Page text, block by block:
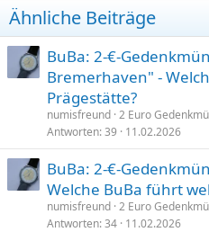
Ähnliche Beiträge
BuBa: 2-€-
Bremerhaven" -
Prägestätte?
numisfreund 2 Euro
Antworten 39 11.02.2026
BuBa: 2-€-
Welche BuBa führt
numisfreund 2 Euro
Antworten 34 11.02.2026